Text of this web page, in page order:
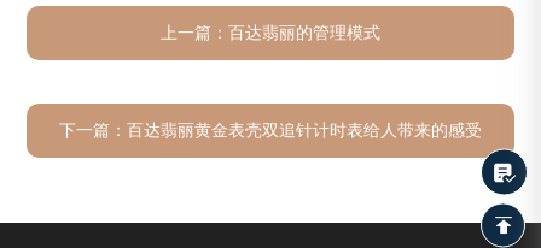
上一篇： 百达翡丽的管理模式
下一篇： 百达翡丽黄金表壳双追针计时表给人带来的感受